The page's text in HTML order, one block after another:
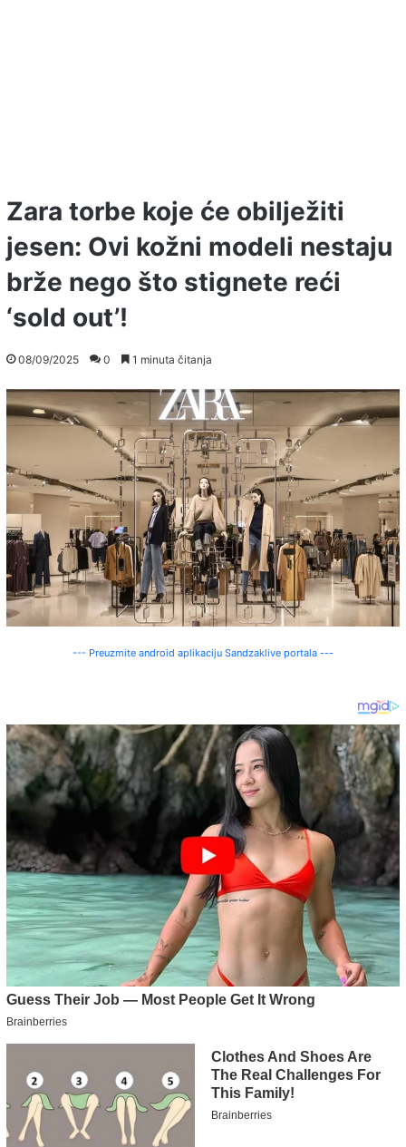
Zara torbe koje će obilježiti
jesen: Ovi kožni modeli nestaju
brže nego što stignete reći
‘sold out’!
08/09/2025 0 1 minuta čitanja
--- Preuzmite android aplikaciju Sandzaklive portala ---